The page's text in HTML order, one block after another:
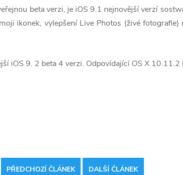
beta verzi, je iOS 9.1 nejnovější verzí
ikonek, vylepšení Live Photos (živé
iOS 9. 2 beta 4 verzi. Odpovídající OS X
PŘEDCHOZÍ ČLÁNEK DALŠÍ ČLÁNEK